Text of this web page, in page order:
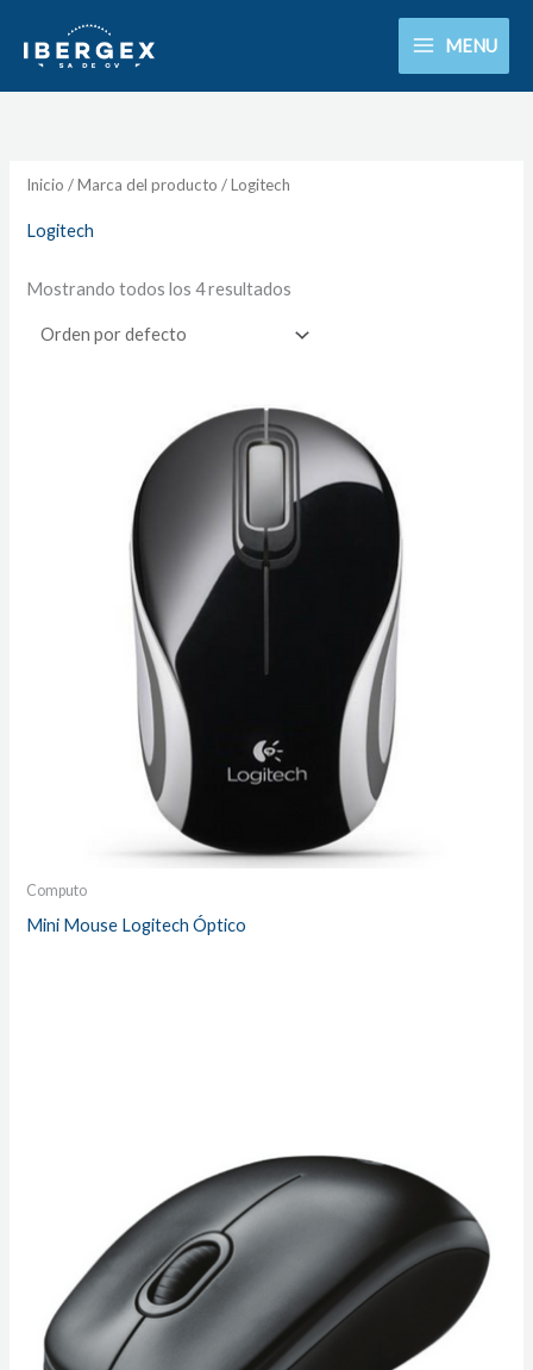
MENU
Inicio / Marca del producto / Logitech
Logitech
Mostrando todos los 4 resultados
Computo
Mini Mouse Logitech Óptico